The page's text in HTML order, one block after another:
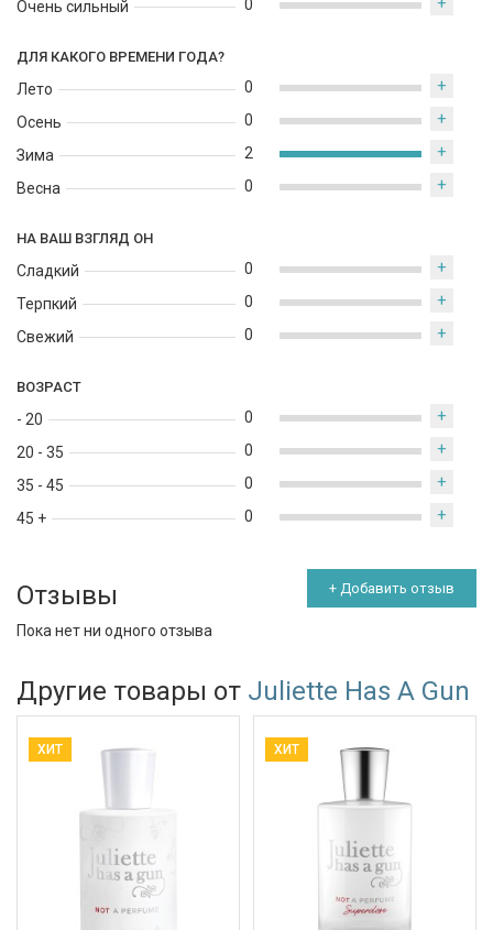
Очень сильный 0
ДЛЯ КАКОГО ВРЕМЕНИ ГОДА?
Лето
Осень
Зима
Весна
0 +
0 +
2 +
0 +
НА ВАШ ВЗГЛЯД ОН
Сладкий
Терпкий
Свежий
0 +
0 +
0 +
ВОЗРАСТ
- 20
20 - 35
35 - 45
45 +
0 +
0 +
0 +
0 +
Отзывы + Добавить отзыв
Пока нет ни одного отзыва
Другие товары от Juliette Has A Gun
ХИТ ХИТ